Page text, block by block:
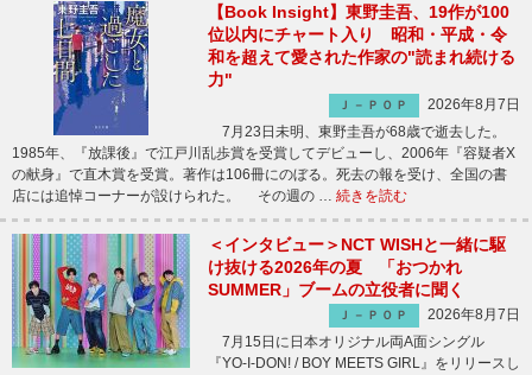
【Book Insight】東野圭吾、19作が100
位以内にチャート入り 昭和・平成・令
和を超えて愛された作家の"読まれ続ける
力"
Ｊ－ＰＯＰ
2026年8月7日
7月23日未明、東野圭吾が68歳で逝去した。
1985年、『放課後』で江戸川乱歩賞を受賞してデビューし、2006年『容疑者X
の献身』で直木賞を受賞。著作は106冊にのぼる。死去の報を受け、全国の書
店には追悼コーナーが設けられた。 その週の … 続きを読む
＜インタビュー＞NCT WISHと一緒に駆
け抜ける2026年の夏 「おつかれ
SUMMER」ブームの立役者に聞く
Ｊ－ＰＯＰ
2026年8月7日
7月15日に日本オリジナル両A面シングル
『YO-I-DON! / BOY MEETS GIRL』をリリースし